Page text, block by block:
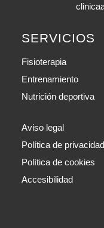
SERVICIOS
Fisioterapia
Entrenamiento
Nutrición deportiva
Aviso legal
Política de privacidad
Política de cookies
Accesibilidad